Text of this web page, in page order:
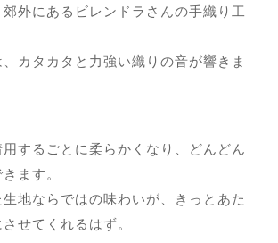
外にあるビレンドラさんの手織り工
カタカタと力強い織りの音が響きま
するごとに柔らかくなり、どんどん
ます。
地ならではの味わいが、きっとあた
せてくれるはず。